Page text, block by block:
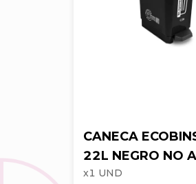
CANECA
22L NEGRO NO
4-1050174
x1 UND